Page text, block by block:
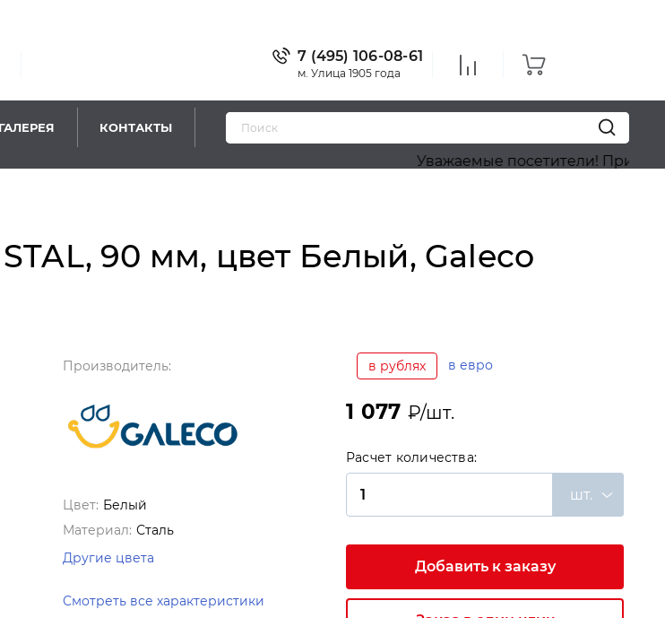
7 (495) 106-08-61
м. Улица 1905 года
КОНТАКТЫ
Уважаемые посетители! Приносим
90 мм, цвет Белый, Galeco
Производитель:
Цвет: Белый
Материал: Сталь
Другие цвета
Смотреть все характеристики
в рублях в евро
1 077 ₽/шт.
Расчет количества:
шт.
Добавить к заказу